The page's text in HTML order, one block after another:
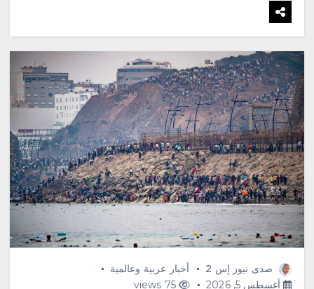
صدى نيوز إس 2
أخبار عربية وعالمية
أغسطس 5, 2026
75 views